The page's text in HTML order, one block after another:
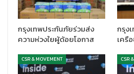
(Sustainable Investment) ของบลจ.ก
มาตรฐานสากล
“ผมรู้สึกภูมิใจอย่างยิ่งที่บลจ.กสิกรไทย ไ
จากเวที SET Awards 2024 แม้ว่าผมเพิ่ง
ผมเชื่อว่าตลอดระยะเวลาที่ผ่านมาทีมงาน
กรุงเทพประกันภัยร่วมส่ง
ความห่วงใยผู้ด้อยโอกาส
กรุง
เครื
CSR & MOVEMENT CSR